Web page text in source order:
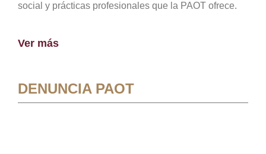
social y prácticas profesionales que la PAOT ofrece.
Ver más
DENUNCIA PAOT